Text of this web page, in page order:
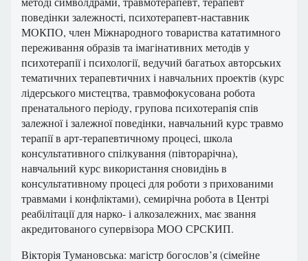
поведінки залежності, психотерапевт-наставник
МОКПО, член Міжнародного товариства кататимного
переживання образів та імагінативних методів у
психотерапії і психології, ведучий багатьох авторських
тематичних терапевтичних і навчальних проектів (курс
лідерського мистецтва, травмофокусована робота
пренатального періоду, групова психотерапія спів
залежної і залежної поведінки, навчальний курс травмо
терапії в арт-терапевтичному процесі, школа
консультативного спілкування (півторарічна),
навчальний курс використання сновидінь в
консультативному процесі для роботи з прихованими
травмами і конфліктами), семирічна робота в Центрі
реабілітації для нарко- і алкозалежних, має звання
акредитованого супервізора МОО СРСКИП.
Вікторія Тумановська: магістр богослов’я (сімейне